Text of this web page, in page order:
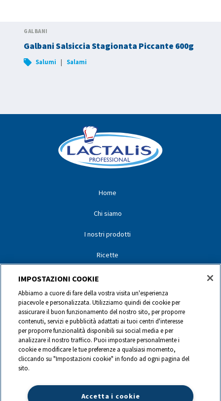
GALBANI
Galbani Salsiccia Stagionata Piccante 600g
Salumi | Salami
Home
Chi siamo
I nostri prodotti
Ricette
I nostri partner
I nostri marchi
Contatti
0844 440 440
IMPOSTAZIONI COOKIE
Abbiamo a cuore di fare della vostra visita un'esperienza
piacevole e personalizzata. Utilizziamo quindi dei cookie per
assicurare il buon funzionamento del nostro sito, per proporre
contenuti, servizi e pubblicità adattati ai tuoi centri d'interesse
per proporre funzionalità disponibili sui social media e per
analizzare il nostro traffico. Puoi impostare personalmente i
cookie e modificare le tue preferenze a qualsiasi momento,
cliccando su "Impostazioni cookie" in fondo ad ogni pagina del
sito.
Accetta i cookie